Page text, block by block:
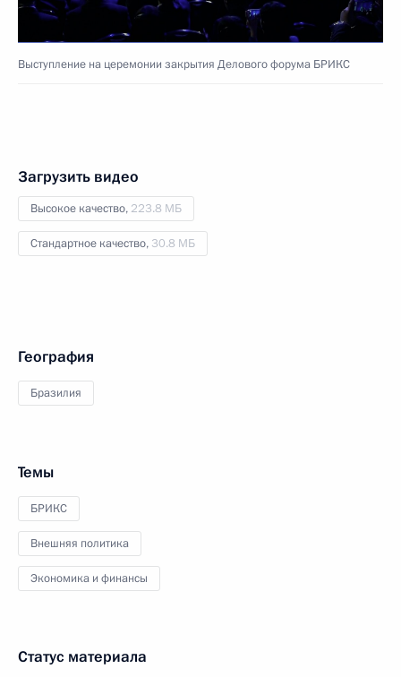
Выступление на церемонии закрытия Делового форума БРИКС
Загрузить видео
Высокое качество, 223.8 МБ
Стандартное качество, 30.8 МБ
География
Бразилия
Темы
БРИКС
Внешняя политика
Экономика и финансы
Статус материала